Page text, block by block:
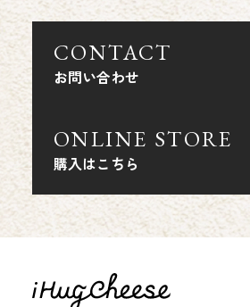
CONTACT
お問い合わせ
ONLINE STORE
購入はこちら